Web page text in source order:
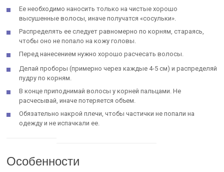
Ее необходимо наносить только на чистые хорошо
высушенные волосы, иначе получатся «сосульки».
Распределять ее следует равномерно по корням, стараясь,
чтобы оно не попало на кожу головы.
Перед нанесением нужно хорошо расчесать волосы.
Делай проборы (примерно через каждые 4-5 см) и распределяй
пудру по корням.
В конце приподнимай волосы у корней пальцами. Не
расчесывай, иначе потеряется объем.
Обязательно накрой плечи, чтобы частички не попали на
одежду и не испачкали ее.
Особенности